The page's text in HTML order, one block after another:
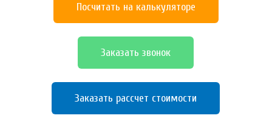
Посчитать на калькуляторе
Заказать звонок
Заказать рассчет стоимости